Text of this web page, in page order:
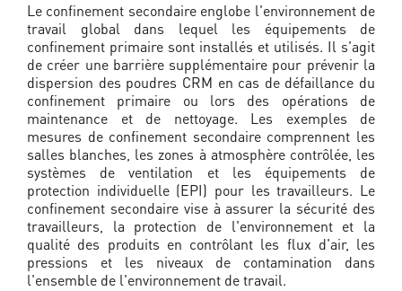
Le confinement secondaire englobe l'environnement de
travail global dans lequel les équipements de
confinement primaire sont installés et utilisés. Il s'agit
de créer une barrière supplémentaire pour prévenir la
dispersion des poudres CRM en cas de défaillance du
confinement primaire ou lors des opérations de
maintenance et de nettoyage. Les exemples de
mesures de confinement secondaire comprennent les
salles blanches, les zones à atmosphère contrôlée, les
systèmes de ventilation et les équipements de
protection individuelle (EPI) pour les travailleurs. Le
confinement secondaire vise à assurer la sécurité des
travailleurs, la protection de l'environnement et la
qualité des produits en contrôlant les flux d'air, les
pressions et les niveaux de contamination dans
l'ensemble de l'environnement de travail.